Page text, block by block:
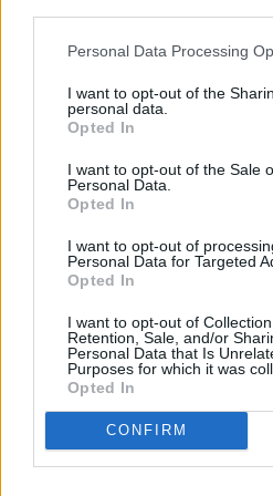
negar su consentimiento. Tenga
de su consentimiento, pero usted
rechazar tal procesamiento. Sus
cualquier momento entrando de
visitando nuestra política de
Personal Data Processing
I want to opt-out of the
personal data.
Opted In
I want to opt-out of the Sale
Personal Data.
Opted In
I want to opt-out of
Personal Data for Targeted
Opted In
I want to opt-out of
Retention, Sale, and/or
Personal Data that Is
Purposes for which it was
Opted In
CONFIRM